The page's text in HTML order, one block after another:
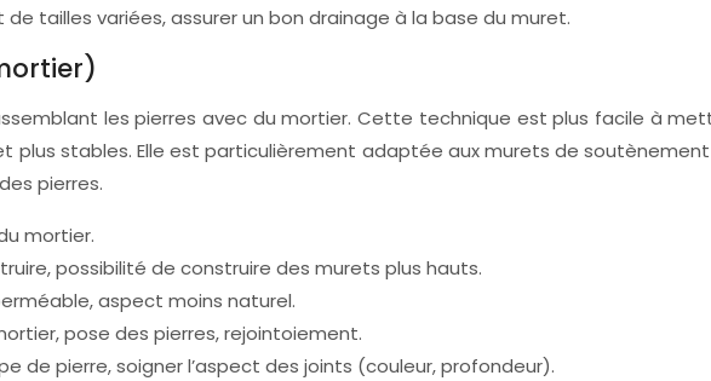
tailles variées, assurer un bon drainage à la base du muret.
les pierres avec du mortier. Cette technique est plus facile à
plus stables. Elle est particulièrement adaptée aux murets de
pierres.
mortier.
possibilité de construire des murets plus hauts.
aspect moins naturel.
pose des pierres, rejointoiement.
de pierre, soigner l’aspect des joints (couleur, profondeur).